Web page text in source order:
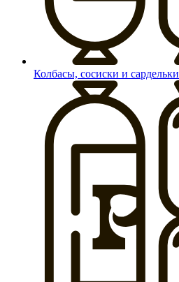
Колбасы, сосиски и сардельки